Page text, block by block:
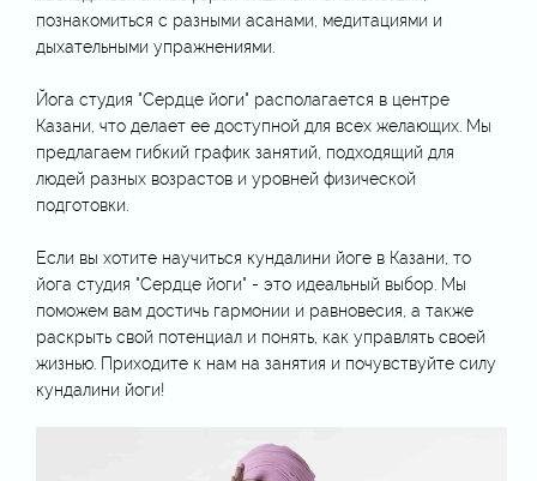
познакомиться с разными асанами, медитациями и
дыхательными упражнениями.
Йога студия "Сердце йоги" располагается в центре
Казани, что делает ее доступной для всех желающих. Мы
предлагаем гибкий график занятий, подходящий для
людей разных возрастов и уровней физической
подготовки.
Если вы хотите научиться кундалини йоге в Казани, то
йога студия "Сердце йоги" - это идеальный выбор. Мы
поможем вам достичь гармонии и равновесия, а также
раскрыть свой потенциал и понять, как управлять своей
жизнью. Приходите к нам на занятия и почувствуйте силу
кундалини йоги!